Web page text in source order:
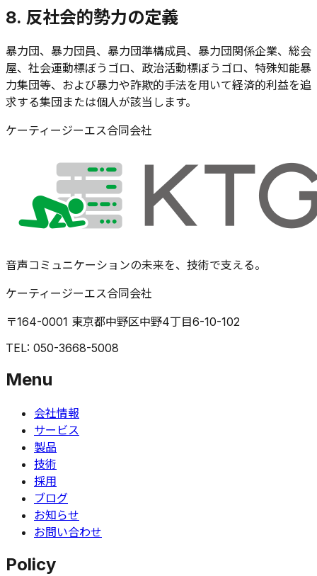
8. 反社会的勢力の定義
暴力団、暴力団員、暴力団準構成員、暴力団関係企業、総会
屋、社会運動標ぼうゴロ、政治活動標ぼうゴロ、特殊知能暴
力集団等、および暴力や詐欺的手法を用いて経済的利益を追
求する集団または個人が該当します。
ケーティージーエス合同会社
音声コミュニケーションの未来を、技術で支える。
ケーティージーエス合同会社
〒164-0001 東京都中野区中野4丁目6-10-102
TEL: 050-3668-5008
Menu
会社情報
サービス
製品
技術
採用
ブログ
お知らせ
お問い合わせ
Policy